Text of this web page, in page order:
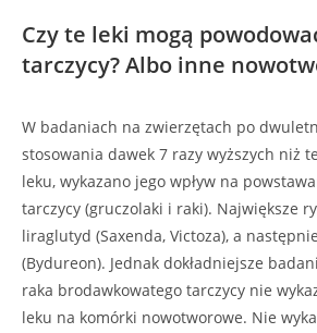
Czy te leki mogą
tarczycy? Albo inne
W badaniach na zwierzętach po
stosowania dawek 7 razy wyższych niż
leku, wykazano jego wpływ na
tarczycy (gruczolaki i raki). Największe
liraglutyd (Saxenda, Victoza), a
(Bydureon). Jednak dokładniejsze
raka brodawkowatego tarczycy nie
leku na komórki nowotworowe. Nie